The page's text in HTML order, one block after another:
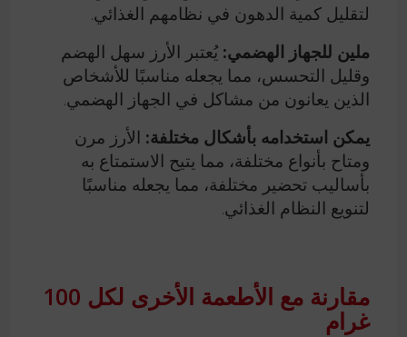
لتقليل كمية الدهون في نظامهم الغذائي.
ملين للجهاز الهضمي: يُعتبر الأرز سهل الهضم
وقليل التحسس، مما يجعله مناسبًا للأشخاص
الذين يعانون من مشاكل في الجهاز الهضمي.
يمكن استخدامه بأشكال مختلفة: الأرز مرن
ومتاح بأنواع مختلفة، مما يتيح الاستمتاع به
بأساليب تحضير مختلفة، مما يجعله مناسبًا
لتنويع النظام الغذائي.
مقارنة مع الأطعمة الأخرى لكل 100
غرام